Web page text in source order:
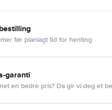
før planlagt tid for henting
garanti
en bedre pris? Da gir vi deg et